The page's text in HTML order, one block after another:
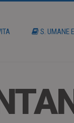
S. UMANE